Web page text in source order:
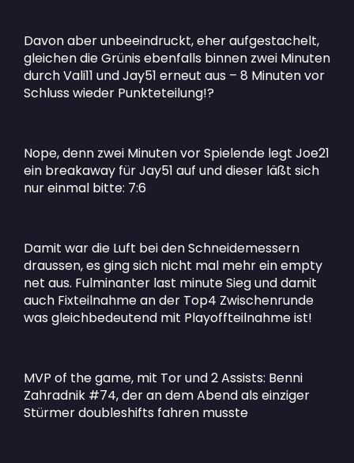
Davon aber unbeeindruckt, eher aufgestachelt,
gleichen die Grünis ebenfalls binnen zwei Minuten
durch Vali11 und Jay51 erneut aus – 8 Minuten vor
Schluss wieder Punkteteilung!?
Nope, denn zwei Minuten vor Spielende legt Joe21
ein breakaway für Jay51 auf und dieser läßt sich
nur einmal bitte: 7:6
Damit war die Luft bei den Schneidemessern
draussen, es ging sich nicht mal mehr ein empty
net aus. Fulminanter last minute Sieg und damit
auch Fixteilnahme an der Top4 Zwischenrunde
was gleichbedeutend mit Playoffteilnahme ist!
MVP of the game, mit Tor und 2 Assists: Benni
Zahradnik #74, der an dem Abend als einziger
Stürmer doubleshifts fahren musste